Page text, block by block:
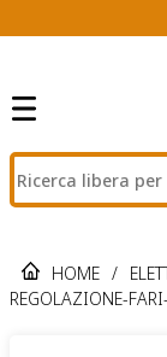
HOME /
REGOLAZIONE-